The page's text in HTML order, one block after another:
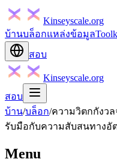
Kinseyscale.org
บ้านบล็อกแหล่งข้อมูล
สอบ
Kinseyscale.org
สอบ
บ้าน/บล็อก/ความวิตกกังวล
รับมือกับความสับสนทาง
Menu